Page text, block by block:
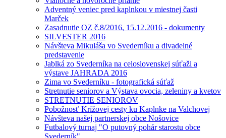
Adventný veniec pred kaplnkou v miestnej časti
Marček
Zasadnutie OZ č.8/2016, 15.12.2016 - dokumenty
SILVESTER 2016
Návšteva Mikuláša vo Svederníku a divadelné
predstavenie
Jablká zo Svederníka na celoslovenskej súťaži a
výstave JAHRADA 2016
Zima vo Svederníku - fotografická súťaž
Stretnutie seniorov a Výstava ovocia, zeleniny a kvetov
STRETNUTIE SENIOROV
Pobožnosť Krížovej cesty ku Kaplnke na Valchovej
Návšteva našej partnerskej obce Nošovice
Futbalový turnaj "O putovný pohár starostu obce
Svederník"